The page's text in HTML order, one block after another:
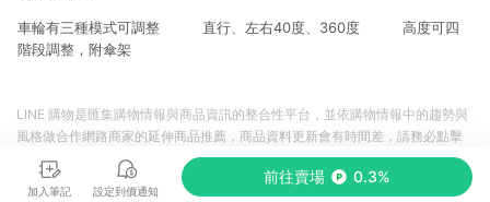
車輪有三種模式可調整 直行、左右40度、360度 高度可四
階段調整，附傘架
加入筆記 設定到價通知
前往賣場 0.3%
LINE 購物是匯集購物情報與商品資訊的整合性平台，並依購物情報中的趨勢與
風格做合作網路商家的延伸商品推薦，商品資料更新會有時間差，請務必點擊
商品至各合作網路商家，確認現售價與購物條件，一切資訊以合作廠商網頁為
準。